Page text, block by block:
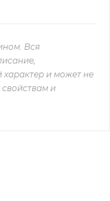
Вся
и может не
и